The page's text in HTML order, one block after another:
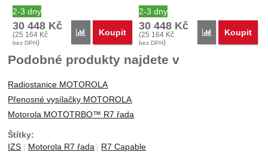
MDH06JDN9XA2AN typ…
2-3 dny
30 448 Kč
(25 164 Kč
bez DPH)
Porovnat
Koupit
2-3 dny
30 448 Kč
(25 164 Kč
bez DPH)
Porovnat
Koupit
Podobné produkty najdete v
Radiostanice MOTOROLA
Přenosné vysílačky MOTOROLA
Motorola MOTOTRBO™ R7 řada
Štítky:
IZS
Motorola R7 řada R7 Capable